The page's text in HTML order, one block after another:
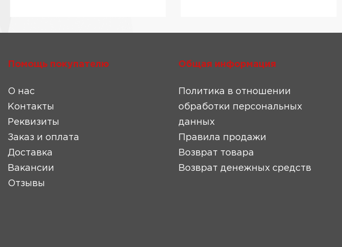
Помощь покупателю
О нас
Контакты
Реквизиты
Заказ и оплата
Доставка
Вакансии
Отзывы
Общая информация
Политика в отношении
обработки персональных
данных
Правила продажи
Возврат товара
Возврат денежных средств